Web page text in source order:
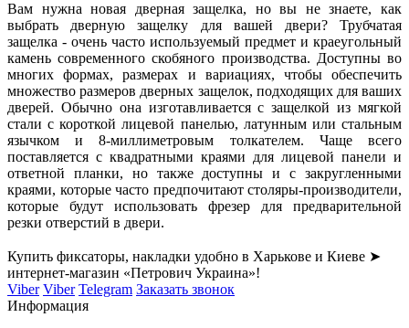
Вам нужна новая дверная защелка, но вы не знаете, как
выбрать дверную защелку для вашей двери? Трубчатая
защелка - очень часто используемый предмет и краеугольный
камень современного скобяного производства. Доступны во
многих формах, размерах и вариациях, чтобы обеспечить
множество размеров дверных защелок, подходящих для ваших
дверей. Обычно она изготавливается с защелкой из мягкой
стали с короткой лицевой панелью, латунным или стальным
язычком и 8-миллиметровым толкателем. Чаще всего
поставляется с квадратными краями для лицевой панели и
ответной планки, но также доступны и с закругленными
краями, которые часто предпочитают столяры-производители,
которые будут использовать фрезер для предварительной
резки отверстий в двери.
Купить фиксаторы, накладки удобно в Харькове и Киеве ➤
интернет-магазин «Петрович Украина»!
Viber Viber Telegram Заказать звонок
Информация